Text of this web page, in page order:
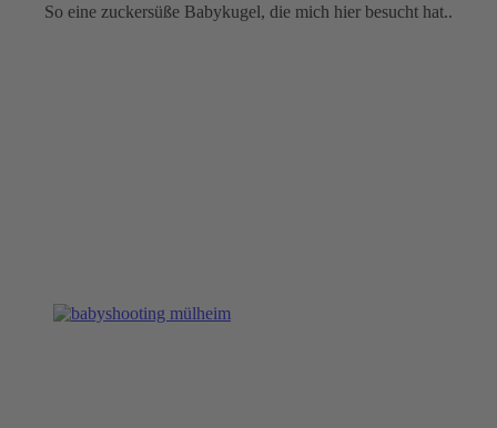
So eine zuckersüße Babykugel, die mich hier besucht hat..